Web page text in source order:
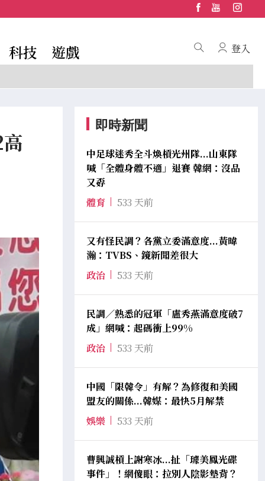
科技 遊戲 登入
即時新聞
中足球迷秀全斗煥槓光州隊...山東隊
喊「全體身體不適」退賽 韓網：沒品
又孬
體育
533 天前
又有怪民調？各黨立委滿意度...黃暐
瀚：TVBS、鏡新聞差很大
政治
533 天前
民調／熟悉的冠軍「盧秀燕滿意度破7
成」網喊：起碼衝上99%
政治
533 天前
中國「限韓令」有解？為修復和美國
盟友的關係...韓媒：最快5月解禁
娛樂
533 天前
曹興誠槓上謝寒冰...扯「璩美鳳光碟
事件」！網傻眼：拉別人陰影墊背？